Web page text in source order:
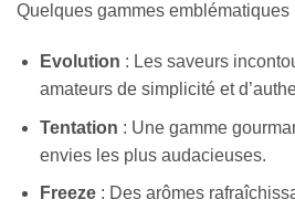
Quelques gammes emblématiques
Evolution : Les saveurs
amateurs de simplicité et
Tentation : Une gamme
envies les plus audacieuses.
Freeze: Des arômes